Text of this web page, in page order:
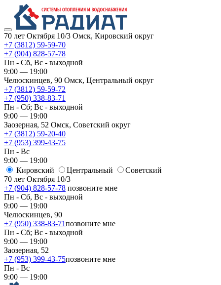
70 лет Октября 10/3 Омск, Кировский округ
+7 (3812) 59-59-70
+7 (904) 828-57-78
Пн - Сб, Вс - выходной
9:00 — 19:00
Челюскинцев, 90 Омск, ​Центральный округ
+7 (3812) 59-59-72
+7 (950) 338-83-71
Пн - Сб; Вс - выходной
9:00 — 19:00
Заозерная, 52 Омск, ​Советский округ
+7 (3812) 59-20-40
+7 (953) 399-43-75
Пн - Вс
9:00 — 19:00
Кировский
​Центральный
​Советский
70 лет Октября 10/3
+7 (904) 828-57-78 позвоните мне
Пн - Сб, Вс - выходной
9:00 — 19:00
Челюскинцев, 90
+7 (950) 338-83-71позвоните мне
Пн - Сб; Вс - выходной
9:00 — 19:00
Заозерная, 52
+7 (953) 399-43-75позвоните мне
Пн - Вс
9:00 — 19:00